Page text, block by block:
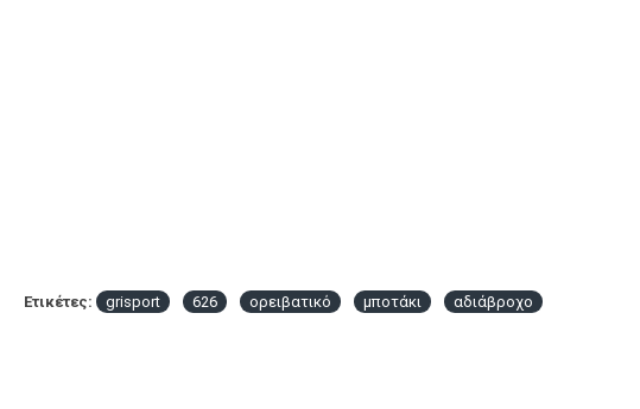
Ετικέτες: grisport 626 ορειβατικό μποτάκι αδιάβροχο